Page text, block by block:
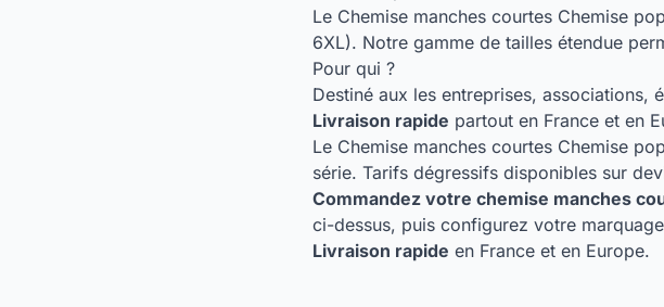
Le Chemise manches courtes Chemise
6XL). Notre gamme de tailles étendue
Pour qui ?
Destiné aux les entreprises,
Livraison rapide partout en France et en
Le Chemise manches courtes Chemise
série. Tarifs dégressifs disponibles sur
Commandez votre chemise manches
ci-dessus, puis configurez votre
Livraison rapide en France et en Europe.